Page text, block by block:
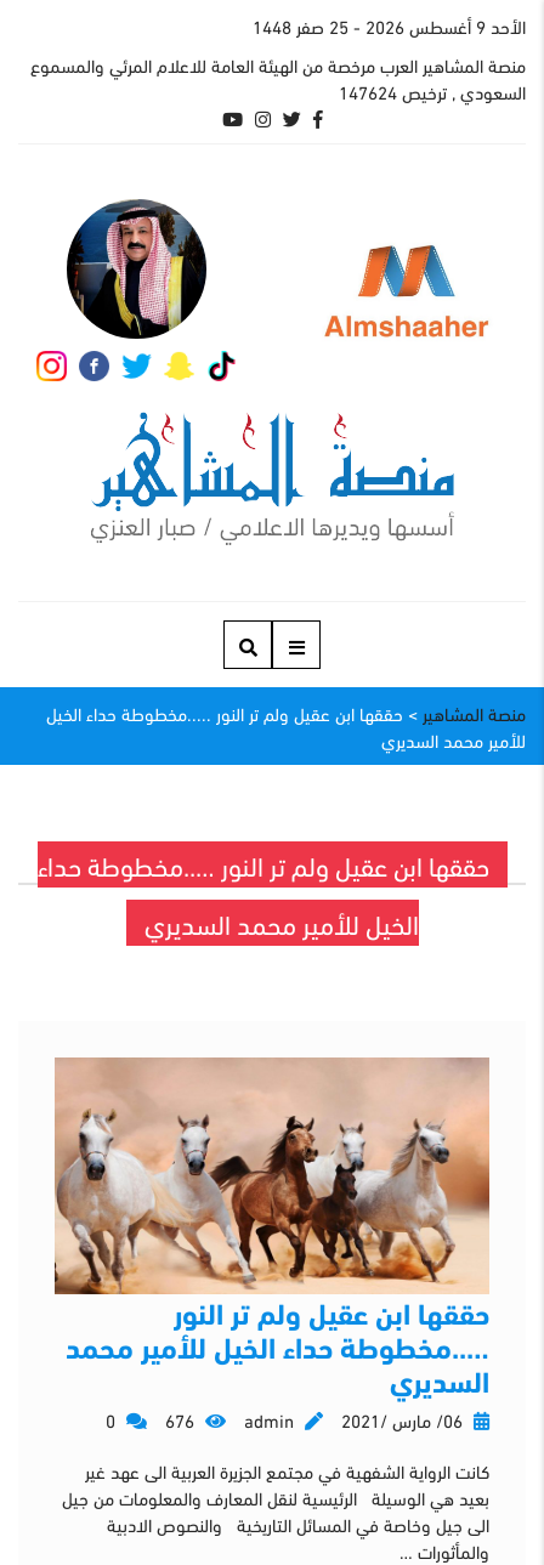
اﻷحد 9 أغسطس 2026
- 25 صفر 1448
منصة المشاهير العرب مرخصة من الهيئة العامة للاعلام المرئي والمسموع
السعودي , ترخيص 147624
منصة المشاهير > حققها ابن عقيل ولم تر النور .....مخطوطة حداء الخيل
للأمير محمد السديري
حققها ابن عقيل ولم تر النور …..مخطوطة حداء
الخيل للأمير محمد السديري
حققها ابن عقيل ولم تر النور
…..مخطوطة حداء الخيل للأمير محمد
السديري
admin
كانت الرواية الشفهية في مجتمع الجزيرة العربية الى عهد غير
بعيد هي الوسيلة الرئيسية لنقل المعارف والمعلومات من جيل
الى جيل وخاصة في المسائل التاريخية والنصوص الادبية
والمأثورات …